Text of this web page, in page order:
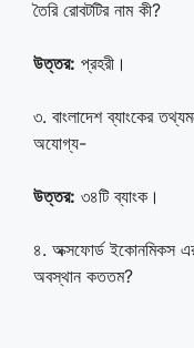
তৈরি রোবটটির নাম কী?
উত্তর: প্রহরী।
৩. বাংলাদেশ ব্যাংকের
অযোগ্য-
উত্তর: ৩৪টি ব্যাংক।
৪. অক্সফোর্ড ইকোনমিকস
অবস্থান কততম?